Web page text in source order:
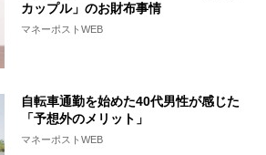
カップル」のお財布事情
マネーポストWEB
自転車通勤を始めた40代男性が感じた
「予想外のメリット」
マネーポストWEB